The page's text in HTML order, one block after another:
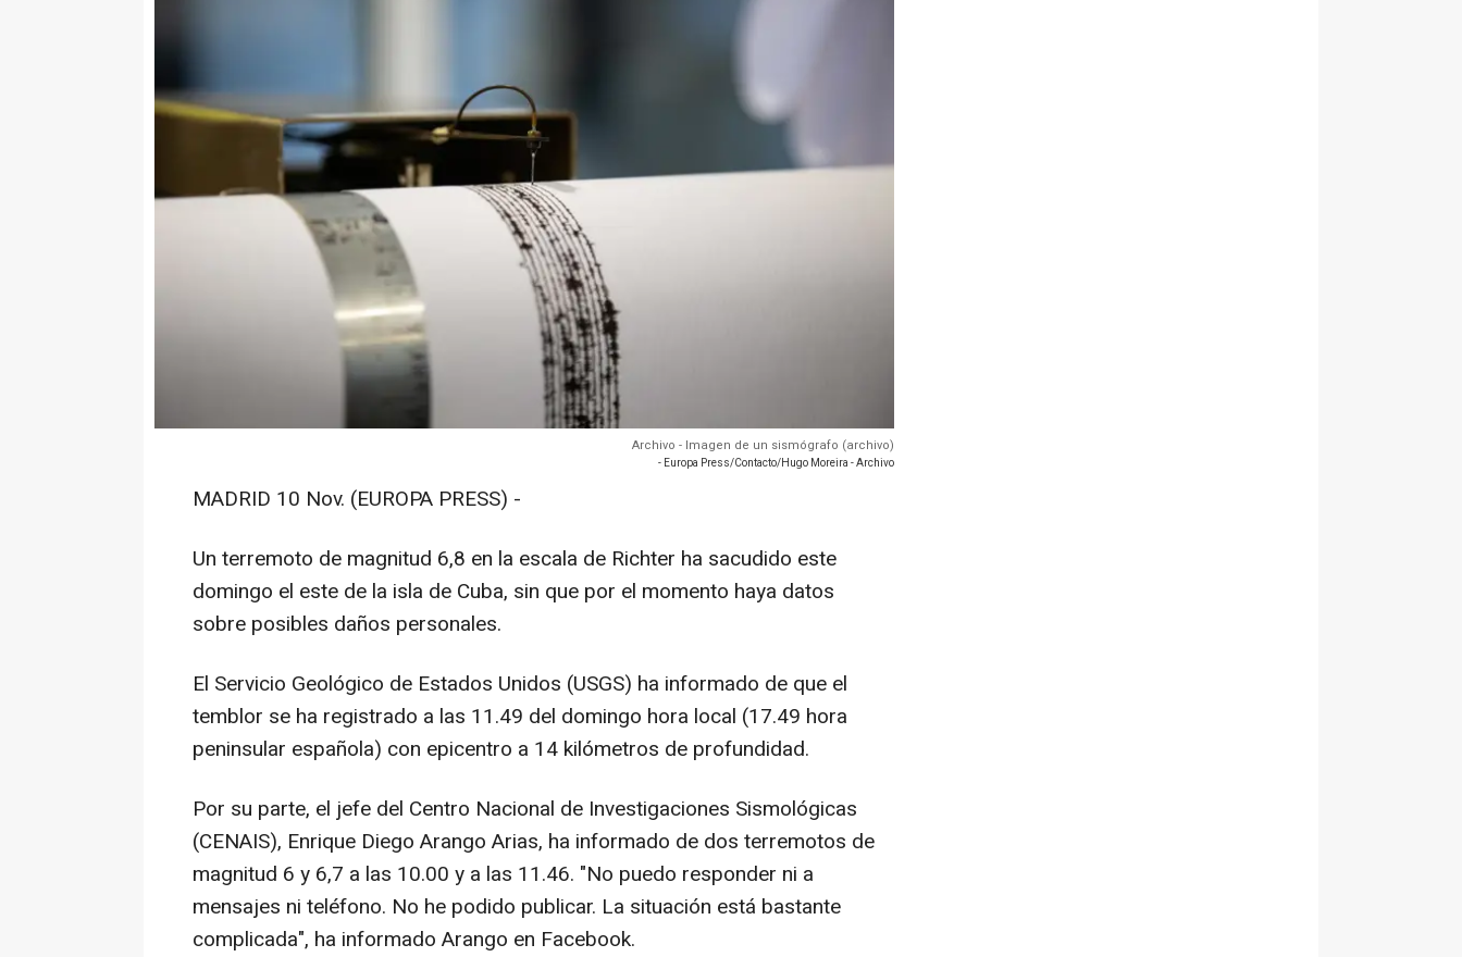
Archivo - Imagen de un sismógrafo (archivo)
- Europa Press/Contacto/Hugo Moreira - Archivo
MADRID 10 Nov. (EUROPA PRESS) -
Un terremoto de magnitud 6,8 en la escala de Richter ha sacudido este
domingo el este de la isla de Cuba, sin que por el momento haya datos
sobre posibles daños personales.
El Servicio Geológico de Estados Unidos (USGS) ha informado de que el
temblor se ha registrado a las 11.49 del domingo hora local (17.49 hora
peninsular española) con epicentro a 14 kilómetros de profundidad.
Por su parte, el jefe del Centro Nacional de Investigaciones Sismológicas
(CENAIS), Enrique Diego Arango Arias, ha informado de dos terremotos de
magnitud 6 y 6,7 a las 10.00 y a las 11.46. "No puedo responder ni a
mensajes ni teléfono. No he podido publicar. La situación está bastante
complicada", ha informado Arango en Facebook.